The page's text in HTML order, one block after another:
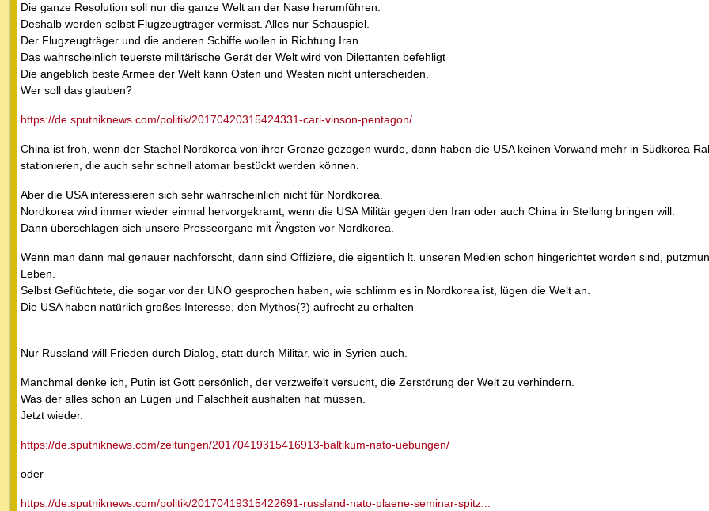
Die ganze Resolution soll nur die ganze Welt an der Nase herumführen.
Deshalb werden selbst Flugzeugträger vermisst. Alles nur Schauspiel.
Der Flugzeugträger und die anderen Schiffe wollen in Richtung Iran.
Das wahrscheinlich teuerste militärische Gerät der Welt wird von Dilettanten befehligt
Die angeblich beste Armee der Welt kann Osten und Westen nicht unterscheiden.
Wer soll das glauben?
https://de.sputniknews.com/politik/20170420315424331-carl-vinson-pentagon/
China ist froh, wenn der Stachel Nordkorea von ihrer Grenze gezogen wurde, dann haben die USA keinen Vorwand mehr in Südkorea
stationieren, die auch sehr schnell atomar bestückt werden können.
Aber die USA interessieren sich sehr wahrscheinlich nicht für Nordkorea.
Nordkorea wird immer wieder einmal hervorgekramt, wenn die USA Militär gegen den Iran oder auch China in Stellung bringen will.
Dann überschlagen sich unsere Presseorgane mit Ängsten vor Nordkorea.
Wenn man dann mal genauer nachforscht, dann sind Offiziere, die eigentlich lt. unseren Medien schon hingerichtet worden sind,
Leben.
Selbst Geflüchtete, die sogar vor der UNO gesprochen haben, wie schlimm es in Nordkorea ist, lügen die Welt an.
Die USA haben natürlich großes Interesse, den Mythos(?) aufrecht zu erhalten
Nur Russland will Frieden durch Dialog, statt durch Militär, wie in Syrien auch.
Manchmal denke ich, Putin ist Gott persönlich, der verzweifelt versucht, die Zerstörung der Welt zu verhindern.
Was der alles schon an Lügen und Falschheit aushalten hat müssen.
Jetzt wieder.
https://de.sputniknews.com/zeitungen/20170419315416913-baltikum-nato-uebungen/
oder
https://de.sputniknews.com/politik/20170419315422691-russland-nato-plaene-seminar-spitz...